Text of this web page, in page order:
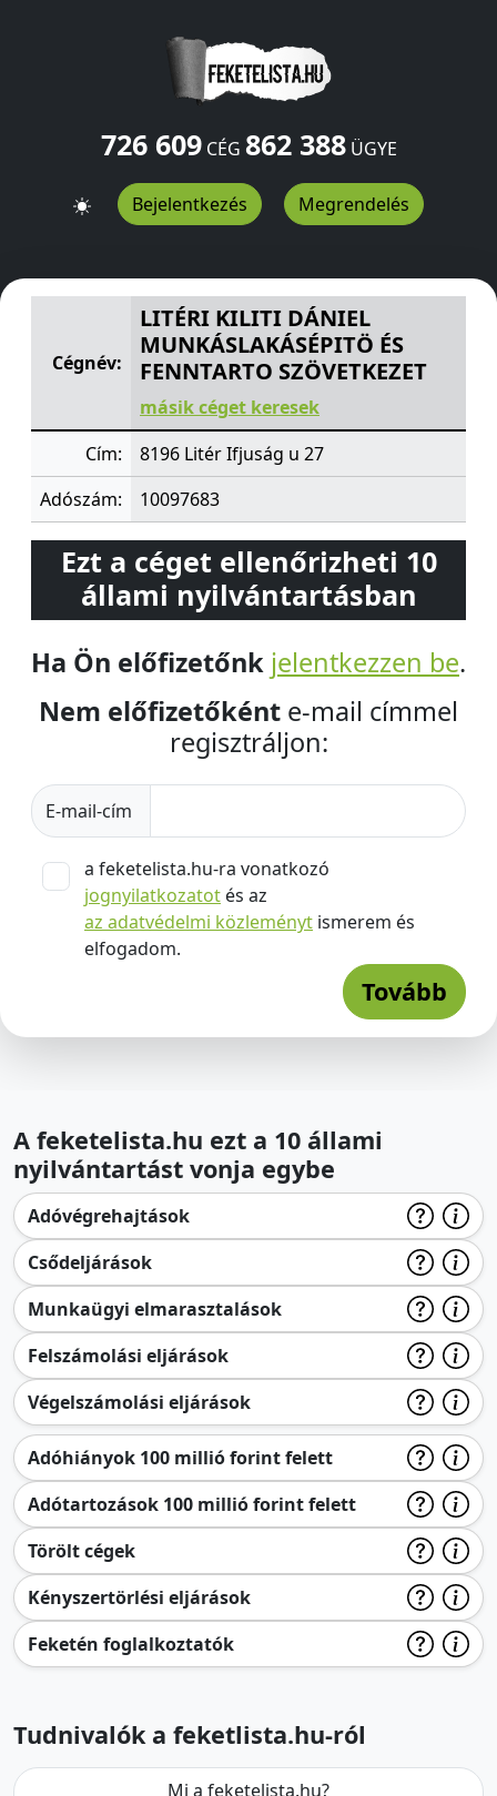
726 609CÉG 862 388ÜGYE
Bejelentkezés Megrendelés
LITÉRI KILITI DÁNIEL MUNKÁSLAKÁSÉPITÖ ÉS
Cégnév:
LITÉRI KILITI DÁNIEL
MUNKÁSLAKÁSÉPITÖ ÉS
FENNTARTO SZÖVETKEZET
másik céget keresek
Cím:
8196 Litér Ifjuság u 27
Adószám:
10097683
Ezt a céget ellenőrizheti 10
állami nyilvántartásban
Ha Ön előfizetőnk jelentkezzen be.
Nem előfizetőként e-mail címmel
regisztráljon:
E-mail-cím
a feketelista.hu-ra vonatkozó
jognyilatkozatot és az
az adatvédelmi közleményt ismerem és
elfogadom.
Tovább
A feketelista.hu ezt a 10 állami
nyilvántartást vonja egybe
Adóvégrehajtások
Csődeljárások
Munkaügyi elmarasztalások
Felszámolási eljárások
Végelszámolási eljárások
Adóhiányok 100 millió forint felett
Adótartozások 100 millió forint felett
Törölt cégek
Kényszertörlési eljárások
Feketén foglalkoztatók
Tudnivalók a feketlista.hu-ról
Mi a feketelista.hu?